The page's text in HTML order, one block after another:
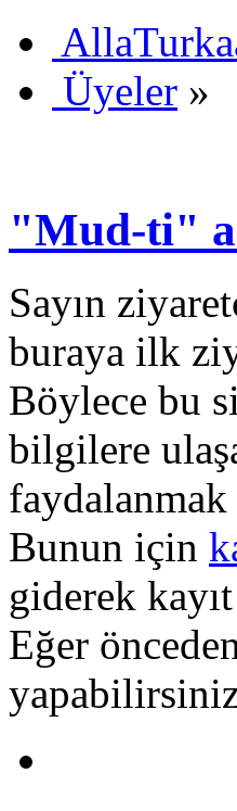
Üyeler »
"Mud-ti"
Sayın
buraya ilk
Böylece bu
bilgilere
faydalanmak
Bunun için
giderek
Eğer